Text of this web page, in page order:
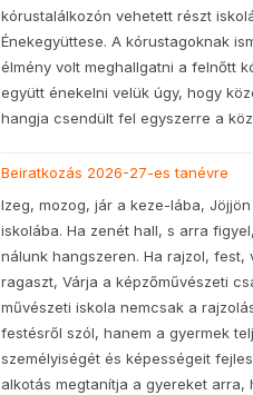
kórustalálkozón vehetett részt
Énekegyüttese. A kórustagoknak
élmény volt meghallgatni a felnőtt
együtt énekelni velük úgy, hogy
hangja csendült fel egyszerre a
Beiratkozás 2026-27-es tanévre
Izeg, mozog, jár a keze-lába,
iskolába. Ha zenét hall, s arra
nálunk hangszeren. Ha rajzol, fest,
ragaszt, Várja a képzőművészeti
művészeti iskola nemcsak a
festésről szól, hanem a gyermek
személyiségét és képességeit
alkotás megtanítja a gyereket arra,